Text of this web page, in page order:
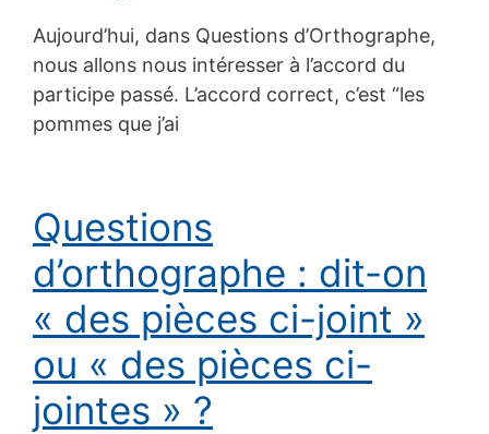
Aujourd’hui, dans Questions d’Orthographe,
nous allons nous intéresser à l’accord du
participe passé. L’accord correct, c’est “les
pommes que j’ai
Questions
d’orthographe : dit-on
« des pièces ci-joint »
ou « des pièces ci-
jointes » ?